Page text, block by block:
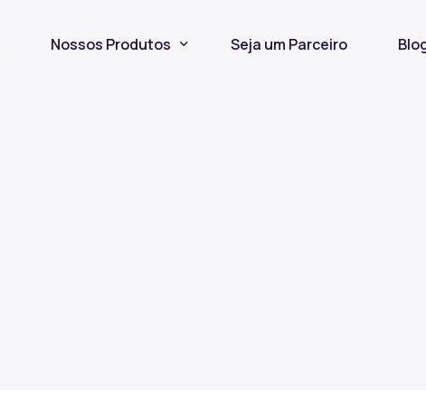
Nossos Produtos Seja um Parceiro